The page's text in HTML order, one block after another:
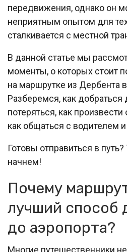
передвижения, однако он
неприятным опытом для
сталкивается с местной
В данной статье мы
моменты, о которых стоит
на маршрутке из Дербента
Разберемся, как добраться
потеряться, как
как общаться с водителем
Готовы отправиться в
начнем!
Почему
лучший способ
до аэропорта?
Многие путешественники